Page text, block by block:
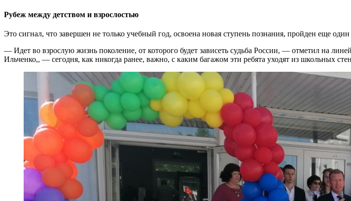
Рубеж между детством и взрослостью
Это сигнал, что завершен не только учебный год, освоена новая ступень познания, пройден еще
— Идет во взрослую жизнь поколение, от которого будет зависеть судьба России, — отметил на
Ильченко,, — сегодня, как никогда ранее, важно, с каким багажом эти ребята уходят из школьных